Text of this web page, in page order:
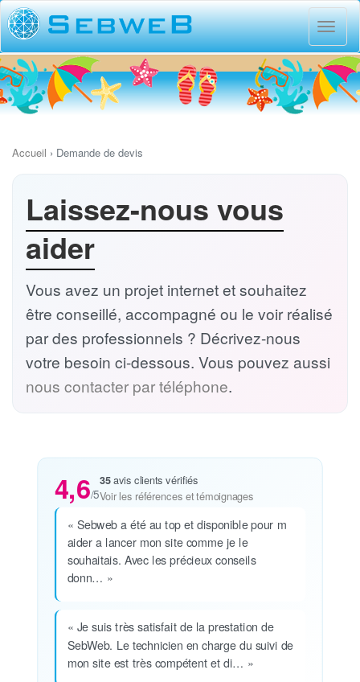
Menu
Accueil › Demande de devis
Laissez-nous vous
aider
Vous avez un projet internet et souhaitez
être conseillé, accompagné ou le voir réalisé
par des professionnels ? Décrivez-nous
votre besoin ci-dessous. Vous pouvez aussi
nous contacter par téléphone.
4,6/5
35avis clients vérifiés
Voir les références et témoignages
« Sebweb a été au top et disponible pour m
aider a lancer mon site comme je le
souhaitais. Avec les précieux conseils
donn… »
« Je suis très satisfait de la prestation de
SebWeb. Le technicien en charge du suivi de
mon site est très compétent et di… »